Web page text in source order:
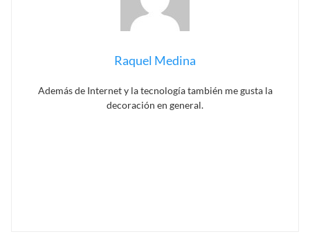
Raquel Medina
Además de Internet y la tecnología también me gusta la
decoración en general.